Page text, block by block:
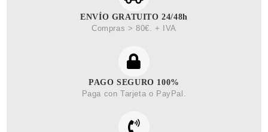
ENVÍO GRATUITO 24/48h
Compras > 80€. + IVA
PAGO SEGURO 100%
Paga con Tarjeta o PayPal.